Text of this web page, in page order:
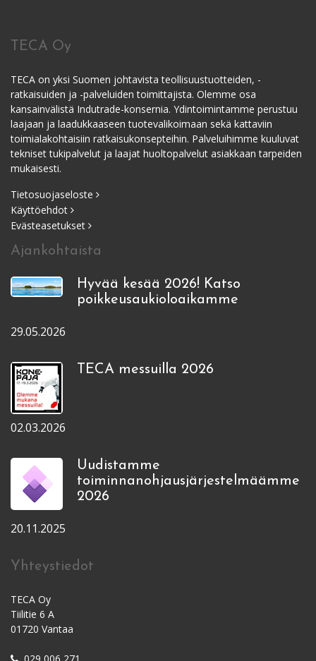
TECA Oy
TECA on yksi Suomen johtavista teollisuustuotteiden, -
ratkaisuiden ja -palveluiden toimittajista. Olemme osa
kansainvälistä Indutrade-konsernia. Ydintoimintamme perustuu
laajaan ja laadukkaaseen tuotevalikoimaan sekä kattaviin
toimialakohtaisiin ratkaisukonsepteihin. Palveluihimme kuuluvat
tekniset tukipalvelut ja laajat huoltopalvelut asiakkaan tarpeiden
mukaisesti.
Tietosuojaseloste
Käyttöehdot
Evästeasetukset
Ajankohtaista
Hyvää kesää 2026! Katso
poikkeusaukioloaikamme
29.05.2026
TECA messuilla 2026
02.03.2026
Uudistamme
toiminnanohjausjärjestelmäämme
2026
20.11.2025
Yhteystiedot
TECA Oy
Tiilitie 6 A
01720 Vantaa